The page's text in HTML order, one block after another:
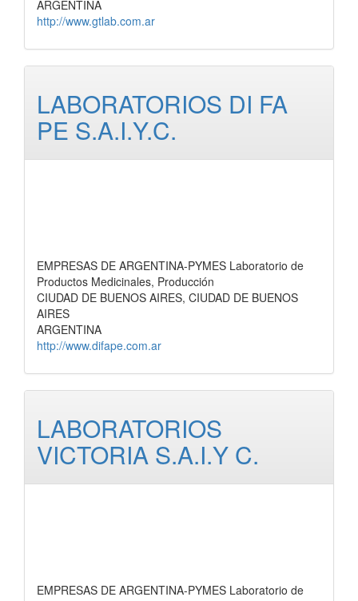
ARGENTINA
http://www.gtlab.com.ar
LABORATORIOS DI FA
PE S.A.I.Y.C.
EMPRESAS DE ARGENTINA-PYMES Laboratorio de
Productos Medicinales, Producción
CIUDAD DE BUENOS AIRES, CIUDAD DE BUENOS
AIRES
ARGENTINA
http://www.difape.com.ar
LABORATORIOS
VICTORIA S.A.I.Y C.
EMPRESAS DE ARGENTINA-PYMES Laboratorio de